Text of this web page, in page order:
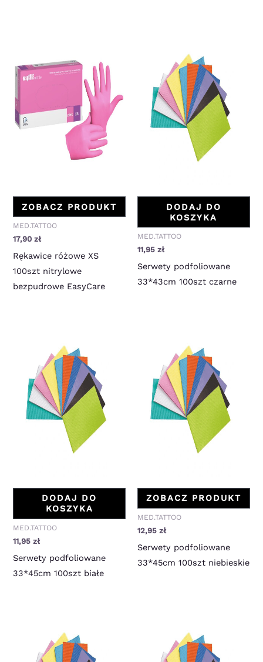
ZOBACZ PRODUKT
MED.TATTOO
17,90zł
Rękawice różowe XS
100szt nitrylowe
bezpudrowe EasyCare
DODAJ DO
KOSZYKA
MED.TATTOO
11,95 zł
Serwety podfoliowane
33*43cm 100szt czarne
DODAJ DO
KOSZYKA
MED.TATTOO
11,95zł
Serwety podfoliowane
33*45cm 100szt białe
ZOBACZ PRODUKT
MED.TATTOO
12,95 zł
Serwety podfoliowane
33*45cm 100szt niebieskie